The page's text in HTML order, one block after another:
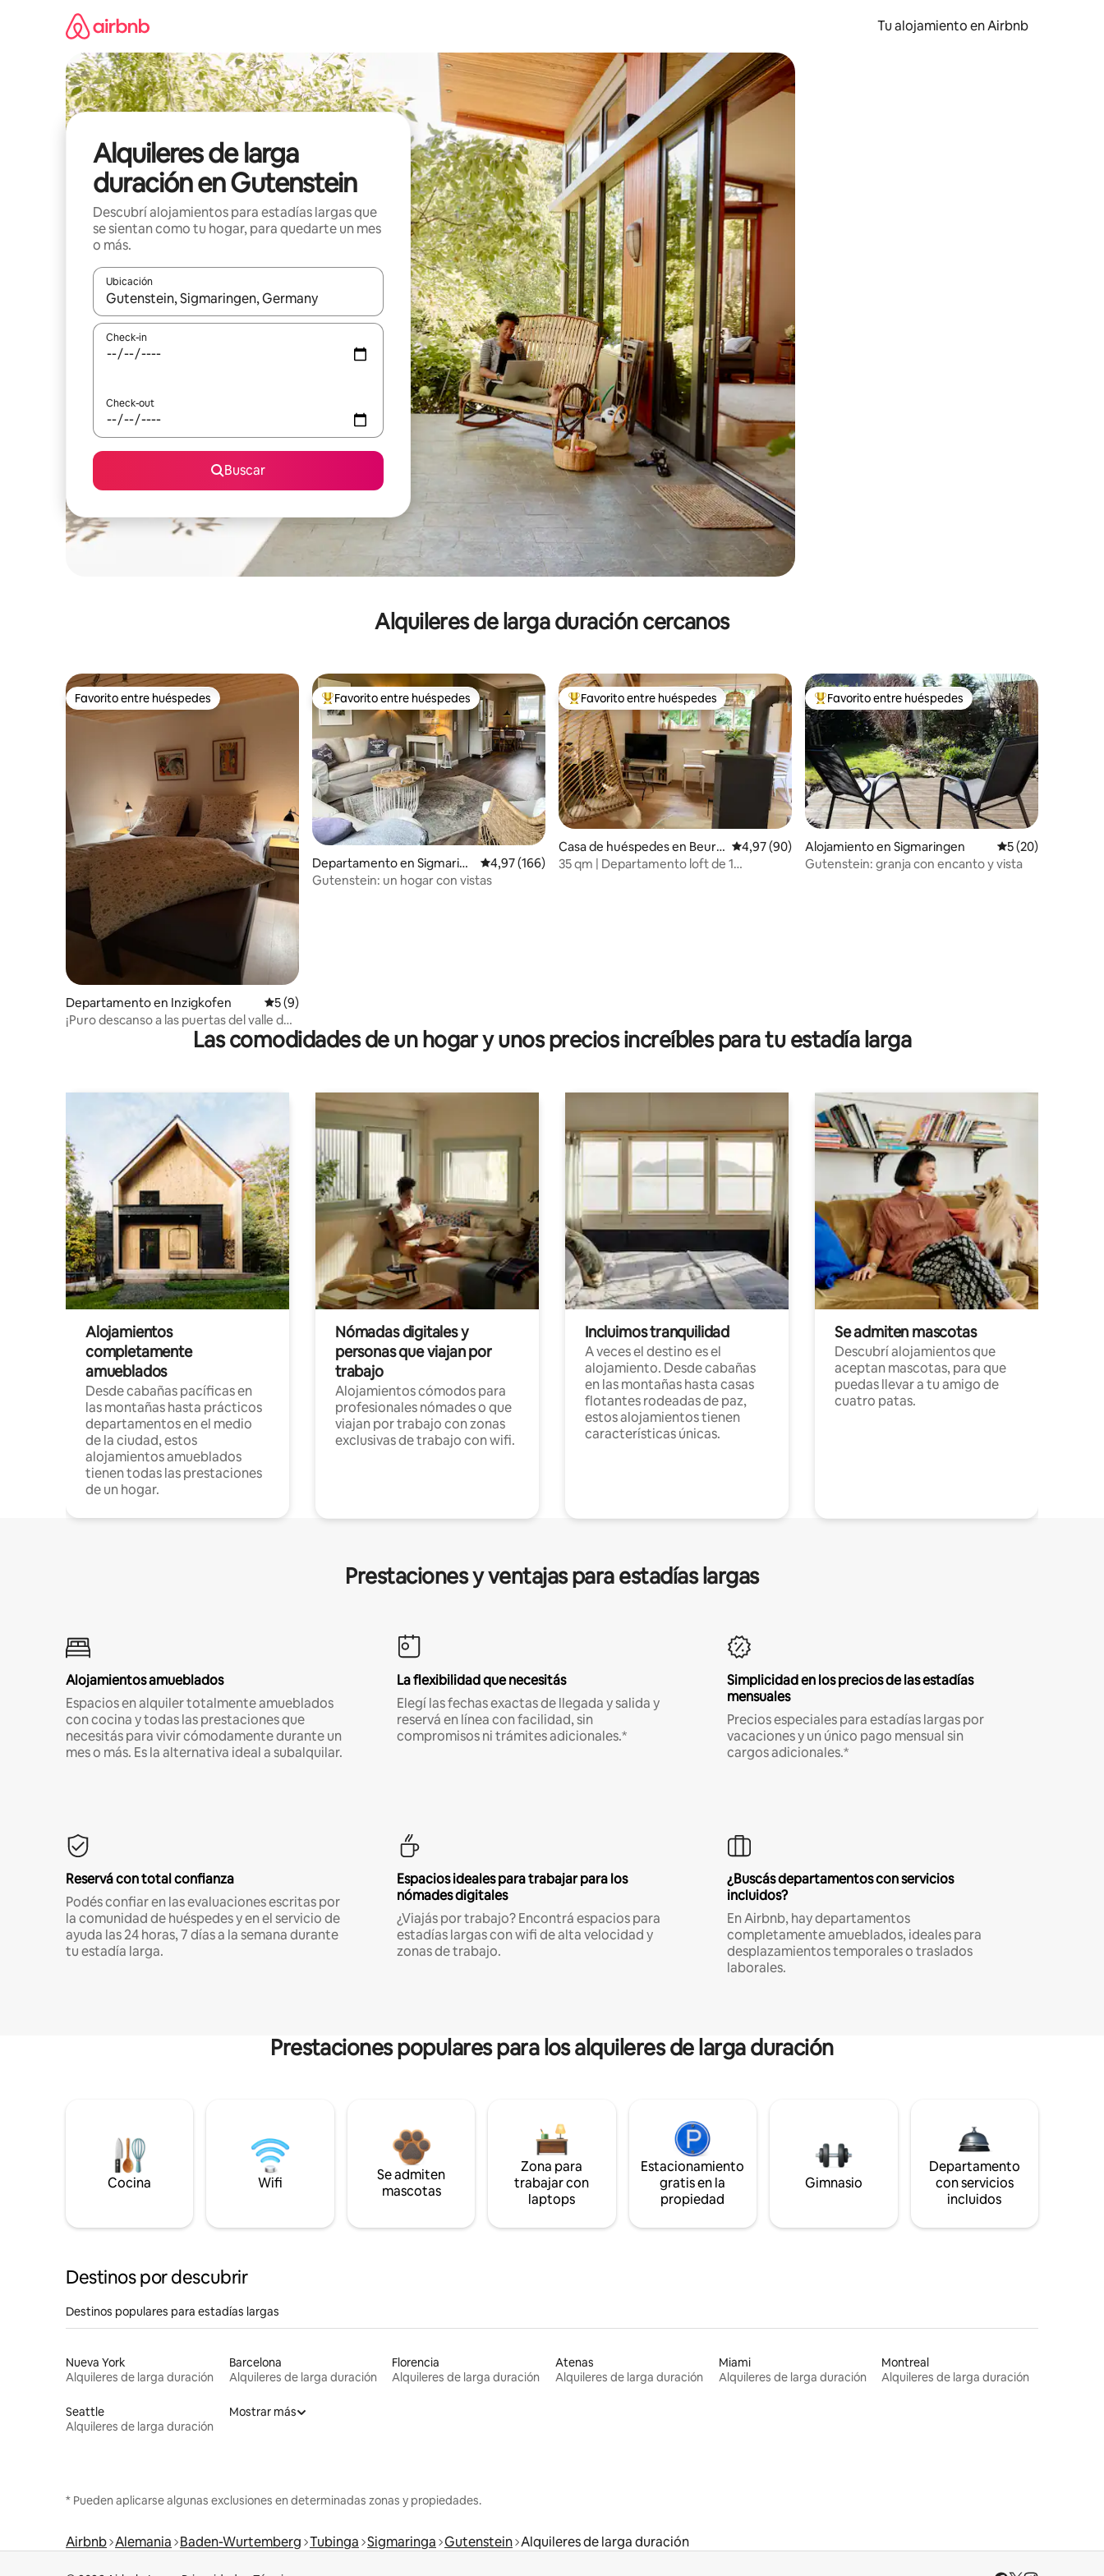
Tu alojamiento en Airbnb
Alquileres de larga
duración en Gutenstein
Descubrí alojamientos para estadías largas que
se sientan como tu hogar, para quedarte un mes
o más.
Ubicación
Cuando los resultados estén disponibles, navegá con las teclas de flecha hacia arriba y hacia abajo o explorá deslizando el dedo.
Check-in
Check-out
Buscar
Alquileres de larga duración cercanos
Favorito entre huéspedes
Favorito entre huéspedes
Departamento en Inzigkofen Calificación promedio: 5 de 5. 9 evaluaciones
5 (9)
¡Puro descanso a las puertas del valle del
Favorito entre los huéspedes más destacados
Favorito entre huéspedes
Departamento en Sigmaring
en
Calificación promedio: 4,97 de 5. 166 evaluaciones
4,97 (166)
Gutenstein: un hogar con vistas
Favorito entre los huéspedes más destacados
Favorito entre huéspedes
Casa de huéspedes en Beuro
n
Calificación promedio: 4,97 de 5. 90 evaluaciones
4,97 (90)
35 qm | Departamento loft de 1
Favorito entre los huéspedes más destacados
Favorito entre huéspedes
Alojamiento en Sigmaringen Calificación
5 (20)
Gutenstein: granja con encanto y vista
Las comodidades de un hogar y unos precios increíbles para tu estadía larga
Alojamientos
completamente
amueblados
Desde cabañas pacíficas en
las montañas hasta prácticos
departamentos en el medio
de la ciudad, estos
alojamientos amueblados
tienen todas las prestaciones
de un hogar.
Nómadas digitales y
personas que viajan por
trabajo
Alojamientos cómodos para
profesionales nómades o que
viajan por trabajo con zonas
exclusivas de trabajo con wifi.
Incluimos tranquilidad
A veces el destino es el
alojamiento. Desde cabañas
en las montañas hasta casas
flotantes rodeadas de paz,
estos alojamientos tienen
características únicas.
Se admiten mascotas
Descubrí alojamientos que
aceptan mascotas, para que
puedas llevar a tu amigo de
cuatro patas.
Prestaciones y ventajas para estadías largas
Alojamientos amueblados
Espacios en alquiler totalmente amueblados
con cocina y todas las prestaciones que
necesitás para vivir cómodamente durante un
mes o más. Es la alternativa ideal a subalquilar.
La flexibilidad que necesitás
Elegí las fechas exactas de llegada y salida y
reservá en línea con facilidad, sin
compromisos ni trámites adicionales.*
Simplicidad en los precios de las estadías
mensuales
Precios especiales para estadías largas por
vacaciones y un único pago mensual sin
cargos adicionales.*
Reservá con total confianza
Podés confiar en las evaluaciones escritas por
la comunidad de huéspedes y en el servicio de
ayuda las 24 horas, 7 días a la semana durante
tu estadía larga.
Espacios ideales para trabajar para los
nómades digitales
¿Viajás por trabajo? Encontrá espacios para
estadías largas con wifi de alta velocidad y
zonas de trabajo.
¿Buscás departamentos con servicios
incluidos?
En Airbnb, hay departamentos
completamente amueblados, ideales para
desplazamientos temporales o traslados
laborales.
Prestaciones populares para los alquileres de larga duración
Cocina Wifi
Se admiten
mascotas
Zona para
trabajar con
laptops
Estacionamiento
gratis en la
propiedad
Gimnasio
Departamento
con servicios
incluidos
Destinos por descubrir
Destinos populares para estadías largas
Nueva York
Alquileres de larga duración
Barcelona
Alquileres de larga duración
Florencia
Alquileres de larga duración
Atenas
Alquileres de larga duración
Miami
Alquileres de larga duración
Montreal
Alquileres de larga duración
Seattle
Alquileres de larga duración
Mostrar más
* Pueden aplicarse algunas exclusiones en determinadas zonas y propiedades.
Airbnb Alemania Baden-Wurtemberg Tubinga Sigmaringa Gutenstein Alquileres de larga duración